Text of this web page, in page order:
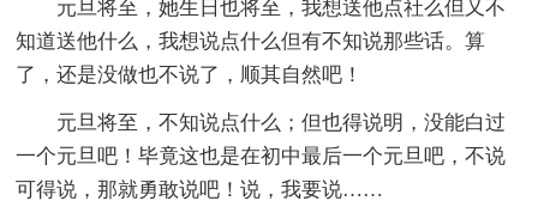
元旦将至，她生日也将至，我想送他点社么但又不
知道送他什么，我想说点什么但有不知说那些话。算
了，还是没做也不说了，顺其自然吧！
元旦将至，不知说点什么；但也得说明，没能白过
一个元旦吧！毕竟这也是在初中最后一个元旦吧，不说
可得说，那就勇敢说吧！说，我要说……